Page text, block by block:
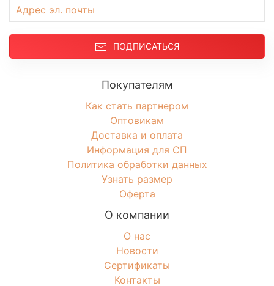
ПОДПИСАТЬСЯ
Покупателям
Как стать партнером
Оптовикам
Доставка и оплата
Информация для СП
Политика обработки данных
Узнать размер
Оферта
О компании
О нас
Новости
Сертификаты
Контакты